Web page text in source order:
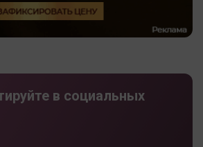
в социальных